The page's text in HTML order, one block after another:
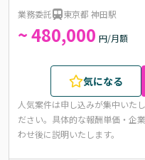
業務委託 東京都 神田駅
~ 480,000 円/月額
気になる
人気案件は申し込みが集中いた
ださい。 具体的な報酬単価・企
わせ後に説明いたします。